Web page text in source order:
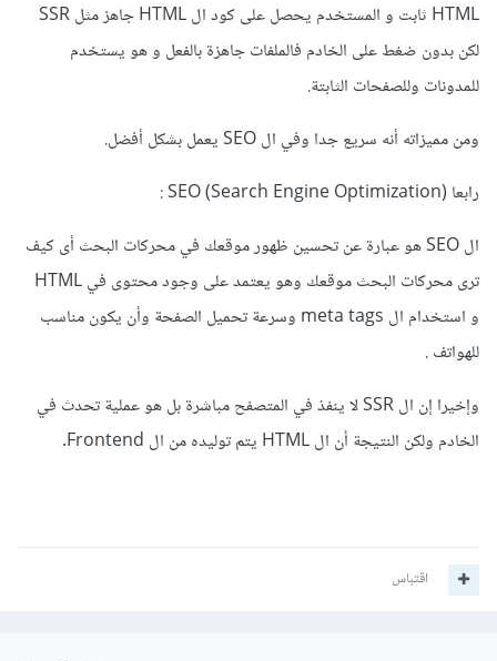
HTML ثابت و المستخدم يحصل على كود ال HTML جاهز مثل SSR
لكن بدون ضغط على الخادم فالملفات جاهزة بالفعل و هو يستخدم
للمدونات وللصفحات الثابتة.
ومن مميزاته أنه سريع جدا وفي ال SEO يعمل بشكل أفضل.
رابعا SEO (Search Engine Optimization)
ال SEO هو عبارة عن
تحسين ظهور موقعك في محركات البحث أى كيف
ترى محركات البحث موقعك وهو يعتمد على وجود محتوى في HTML
و استخدام ال meta tags وسرعة تحميل الصفحة وأن يكون مناسب
للهواتف .
وإخيرا إن ال SSR لا ينفذ في المتصفح مباشرة بل هو عملية تحدث في
الخادم ولكن النتيجة أن ال HTML يتم توليده من ال Frontend.
اقتباس